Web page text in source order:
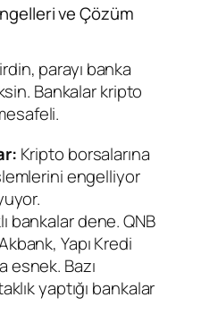
ve Çözüm
parayı banka
Bankalar kripto
Kripto borsalarına
engelliyor
bankalar dene. QNB
Yapı Kredi
esnek. Bazı
yaptığı bankalar